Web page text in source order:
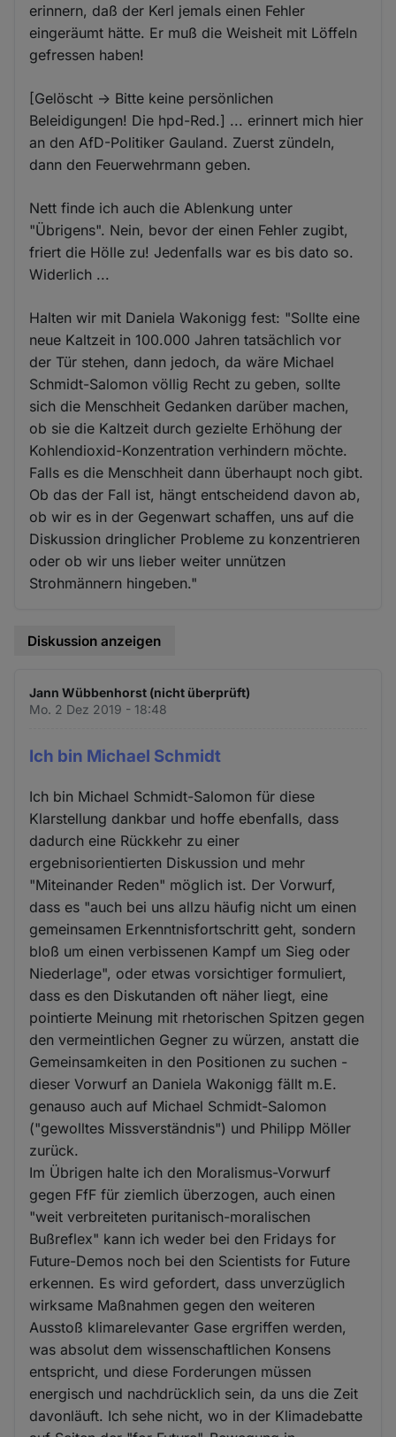
erinnern, daß der Kerl jemals einen Fehler
eingeräumt hätte. Er muß die Weisheit mit Löffeln
gefressen haben!
[Gelöscht -> Bitte keine persönlichen
Beleidigungen! Die hpd-Red.] ... erinnert mich hier
an den AfD-Politiker Gauland. Zuerst zündeln,
dann den Feuerwehrmann geben.
Nett finde ich auch die Ablenkung unter
"Übrigens". Nein, bevor der einen Fehler zugibt,
friert die Hölle zu! Jedenfalls war es bis dato so.
Widerlich ...
Halten wir mit Daniela Wakonigg fest: "Sollte eine
neue Kaltzeit in 100.000 Jahren tatsächlich vor
der Tür stehen, dann jedoch, da wäre Michael
Schmidt-Salomon völlig Recht zu geben, sollte
sich die Menschheit Gedanken darüber machen,
ob sie die Kaltzeit durch gezielte Erhöhung der
Kohlendioxid-Konzentration verhindern möchte.
Falls es die Menschheit dann überhaupt noch gibt.
Ob das der Fall ist, hängt entscheidend davon ab,
ob wir es in der Gegenwart schaffen, uns auf die
Diskussion dringlicher Probleme zu konzentrieren
oder ob wir uns lieber weiter unnützen
Strohmännern hingeben."
Diskussion anzeigen
Jann Wübbenhorst (nicht überprüft)
Mo. 2 Dez 2019 - 18:48
Ich bin Michael Schmidt
Ich bin Michael Schmidt-Salomon für diese
Klarstellung dankbar und hoffe ebenfalls, dass
dadurch eine Rückkehr zu einer
ergebnisorientierten Diskussion und mehr
"Miteinander Reden" möglich ist. Der Vorwurf,
dass es "auch bei uns allzu häufig nicht um einen
gemeinsamen Erkenntnisfortschritt geht, sondern
bloß um einen verbissenen Kampf um Sieg oder
Niederlage", oder etwas vorsichtiger formuliert,
dass es den Diskutanden oft näher liegt, eine
pointierte Meinung mit rhetorischen Spitzen gegen
den vermeintlichen Gegner zu würzen, anstatt die
Gemeinsamkeiten in den Positionen zu suchen -
dieser Vorwurf an Daniela Wakonigg fällt m.E.
genauso auch auf Michael Schmidt-Salomon
("gewolltes Missverständnis") und Philipp Möller
zurück.
Im Übrigen halte ich den Moralismus-Vorwurf
gegen FfF für ziemlich überzogen, auch einen
"weit verbreiteten puritanisch-moralischen
Bußreflex" kann ich weder bei den Fridays for
Future-Demos noch bei den Scientists for Future
erkennen. Es wird gefordert, dass unverzüglich
wirksame Maßnahmen gegen den weiteren
Ausstoß klimarelevanter Gase ergriffen werden,
was absolut dem wissenschaftlichen Konsens
entspricht, und diese Forderungen müssen
energisch und nachdrücklich sein, da uns die Zeit
davonläuft. Ich sehe nicht, wo in der Klimadebatte